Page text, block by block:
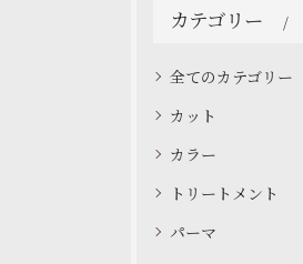
カテゴリー
全てのカテゴリー
カット
カラー
トリートメント
パーマ